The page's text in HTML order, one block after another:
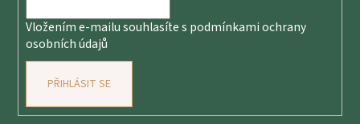
Vložením e-mailu souhlasíte s podmínkami ochrany
osobních údajů
PŘIHLÁSIT SE